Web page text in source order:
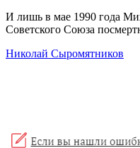
И лишь в мае 1990 года
Советского Союза
Николай Сыромятников